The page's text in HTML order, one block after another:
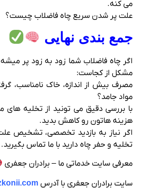
می‌ کنه.
علت پر شدن سریع چاه فاضلاب چیست؟
جمع‌ بندی نهایی
اگر چاه فاضلاب شما زود به زود پر
مشکل از کجاست:
مصرف بیش از اندازه، خاک نامناسب،
مواد جامد؟
با بررسی دقیق می‌ تونید از تخلیه‌ های
هزینه‌ هاتون رو کاهش بدید.
اگر نیاز به بازدید تخصصی، تشخیص
تخلیه و حفر چاه دارید با ما تماس بگیرید.
معرفی سایت خدماتی ما – برادران جعفری
سایت برادران جعفری با آدرس